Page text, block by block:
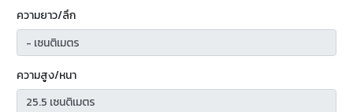
ความยาว/ลึก
ความสูง/หนา